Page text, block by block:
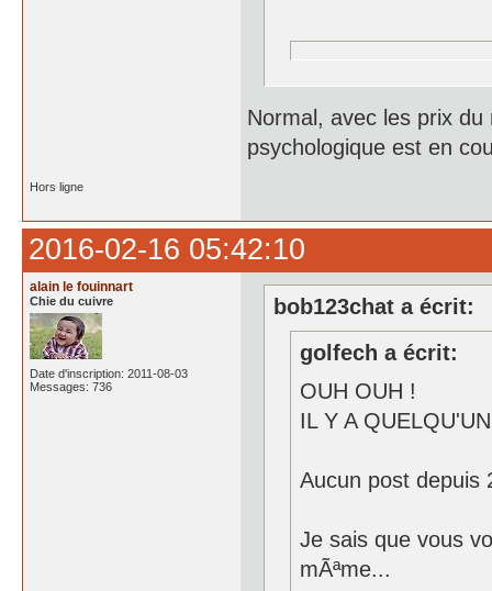
Normal, avec les prix
psychologique est en
Hors ligne
2016-02-16 05:42:10
alain le fouinnart
Chie du cuivre
Date d'inscription: 2011-08-03
Messages: 736
bob123chat a écrit:
golfech a écrit:
OUH OUH !
IL Y A
Aucun post depuis
Je sais que vous
mÃªme...